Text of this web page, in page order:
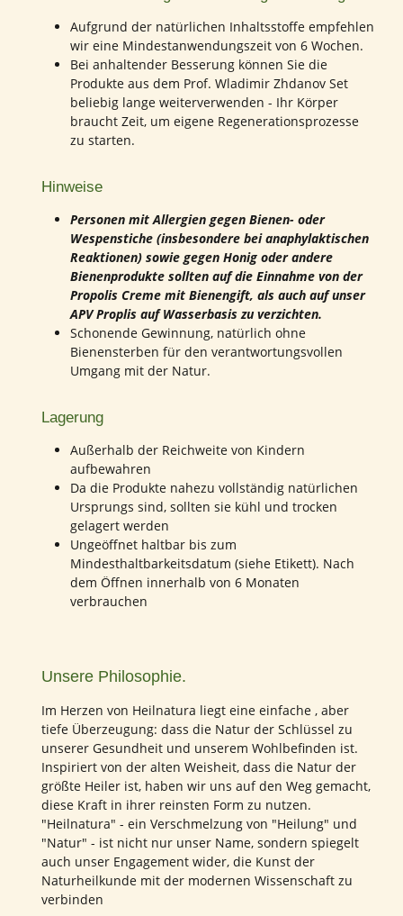
Aufgrund der natürlichen Inhaltsstoffe empfehlen
wir eine Mindestanwendungszeit von 6 Wochen.
Bei anhaltender Besserung können Sie die
Produkte aus dem Prof. Wladimir Zhdanov Set
beliebig lange weiterverwenden - Ihr Körper
braucht Zeit, um eigene Regenerationsprozesse
zu starten.
Hinweise
Personen mit Allergien gegen Bienen- oder
Wespenstiche (insbesondere bei anaphylaktischen
Reaktionen) sowie gegen Honig oder andere
Bienenprodukte sollten auf die Einnahme von der
Propolis Creme mit Bienengift, als auch auf unser
APV Proplis auf Wasserbasis zu verzichten.
Schonende Gewinnung, natürlich ohne
Bienensterben für den verantwortungsvollen
Umgang mit der Natur.
Lagerung
Außerhalb der Reichweite von Kindern
aufbewahren
Da die Produkte nahezu vollständig natürlichen
Ursprungs sind, sollten sie kühl und trocken
gelagert werden
Ungeöffnet haltbar bis zum
Mindesthaltbarkeitsdatum (siehe Etikett). Nach
dem Öffnen innerhalb von 6 Monaten
verbrauchen
Unsere Philosophie.
Im Herzen von Heilnatura liegt eine einfache , aber
tiefe Überzeugung: dass die Natur der Schlüssel zu
unserer Gesundheit und unserem Wohlbefinden ist.
Inspiriert von der alten Weisheit, dass die Natur der
größte Heiler ist, haben wir uns auf den Weg gemacht,
diese Kraft in ihrer reinsten Form zu nutzen.
"Heilnatura" - ein Verschmelzung von "Heilung" und
"Natur" - ist nicht nur unser Name, sondern spiegelt
auch unser Engagement wider, die Kunst der
Naturheilkunde mit der modernen Wissenschaft zu
verbinden